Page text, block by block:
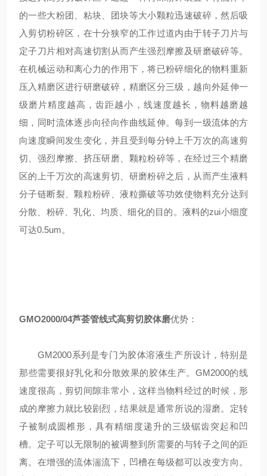
的一些大粉团、粘块、团块等大小颗粒迅速破碎，然后吸
入剪切粉碎区，在十分狭窄的工作过道内由于转子刀片与
定子刀片相对高速切割从而产生强烈摩擦及研磨破碎等。
在机械运动和离心力的作用下，将已粉碎细化的物料重新
压入精磨区进行研磨破碎，精磨区分三级，越向外延伸一
级磨片精度越高，齿距越小，线速度越长，物料越磨越
细，同时流体逐步向径向作曲线延伸。每到一级流体的方
向速度瞬间发生变化，并且受到每分钟上千万次的高速剪
切、强烈摩擦、挤压研磨、颗粒粉碎等，在经过三个精磨
区的上千万次的高速剪切、研磨粉碎之后，从而产生液料
分子链断裂、颗粒粉碎、液粒撕破等功效使物料充分达到
分散、粉碎、乳化、均质、细化的目的。液料的zui小细度
可达0.5um。
GMO2000/04芦荟管线式高剪切胶体磨优势：
GM2000系列是专门为胶体溶液生产所设计，特别是
那些需要很好乳化和分散效果的胶体生产。 GM2000的线
速度很高，剪切间隙非常小，这样当物料经过的时候，形
成的摩擦力就比较剧烈，结果就是通常所说的湿磨。定转
子被制成圆椎形，具有精细度递升的三级锯齿突起和凹
槽。定子可以无限制的被调整到所需要的与转子之间的距
离。在增强的流体湍流下，凹槽在每级都可以改变方向。